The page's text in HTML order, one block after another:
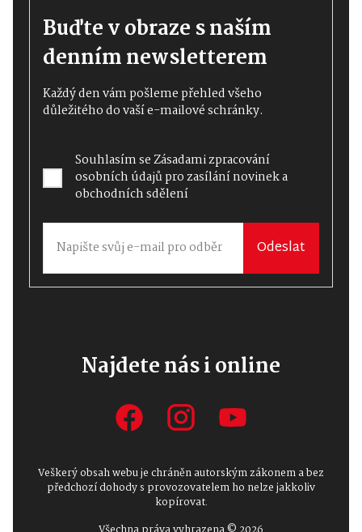
Buďte v obraze s naším
denním newsletterem
Každý den vám pošleme přehled všeho
důležitého do vaší e-mailové schránky.
Souhlasím seZásadami zpracování
osobních údajůpro zasílání novinek a
obchodních sdělení
Odeslat
Najdete nás i online
Veškerý obsah webu je chráněn autorským zákonem a bez
předchozí dohody s provozovatelem ho nelze jakkoliv
kopírovat.